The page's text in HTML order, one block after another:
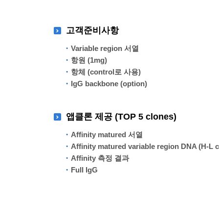
고객준비사항
Variable region 서열
항원 (1mg)
항체 (control로 사용)
IgG backbone (option)
앱클론 제공 (TOP 5 clones)
Affinity matured 서열
Affinity matured variable region DNA (H-L
Affinity 측정 결과
Full IgG